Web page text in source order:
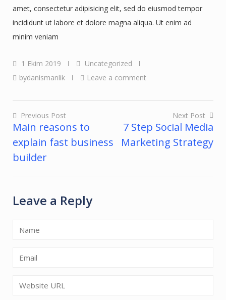
amet, consectetur adipisicing elit, sed do eiusmod tempor
incididunt ut labore et dolore magna aliqua. Ut enim ad
minim veniam
1 Ekim 2019
Uncategorized
bydanismanlik
Leave a comment
Yazı
gezinmesi
Previous Post
Main reasons to
explain fast business
builder
Next Post
7 Step Social Media
Marketing Strategy
Leave a Reply